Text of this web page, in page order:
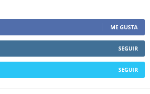
ME GUSTA
SEGUIR
SEGUIR